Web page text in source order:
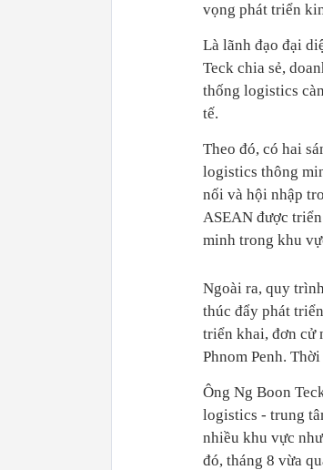
vọng phát triển
Là lãnh đạo đại
Teck chia sẻ,
thống logistics
tế.
Theo đó, có hai
logistics thông
nối và hội nhập
ASEAN được
minh trong khu
Ngoài ra, quy
thúc đẩy phát
triển khai, đơn cử
Phnom Penh.
Ông Ng Boon
logistics - trung
nhiều khu vực
đó, tháng 8 vừa